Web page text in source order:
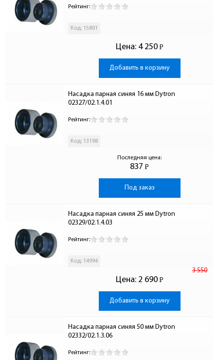
Рейтинг:
Код: 15801
Цена: 4 250 Р
-
Добавить в корзину
Насадка парная синяя 16 мм Dytron
02327/02.1.4.01
Рейтинг:
Код: 13198
Последняя цена:
837 Р
-
Под заказ
Насадка парная синяя 25 мм Dytron
02329/02.1.4.03
Рейтинг:
Код: 14994
Цена:
3 550
2 690 Р
-
Добавить в корзину
Насадка парная синяя 50 мм Dytron
02332/02.1.3.06
Рейтинг: